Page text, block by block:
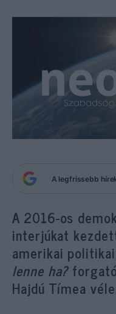
A legfrissebb
A 2016-os
interjúkat
amerikai
lenne ha?
Hajdú Tímea